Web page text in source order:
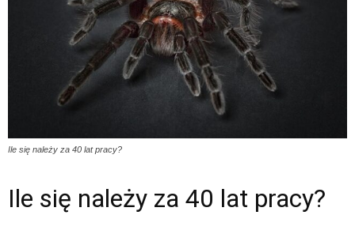
Ile się należy za 40 lat pracy?
Ile się należy za 40 lat pracy?